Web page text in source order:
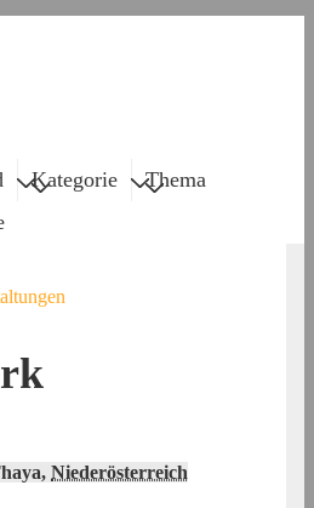
Kategorie
Thema
, Niederösterreich